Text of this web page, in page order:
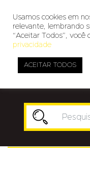
Usamos cookies em
relevante, lembrando
“Aceitar Todos”, você
privacidade
ACEITAR TODOS